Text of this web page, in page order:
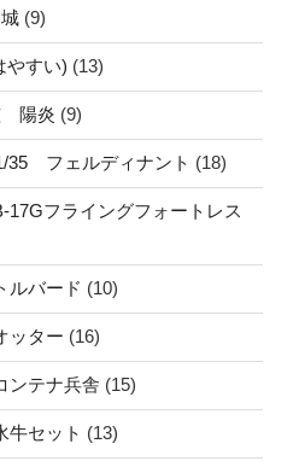
(9)
すい) (13)
陽炎 (9)
35 フェルディナント (18)
フライングフォートレス
バード (10)
ター (16)
テナ兵舎 (15)
セット (13)